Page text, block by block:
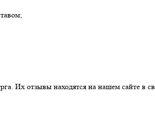
Их отзывы находятся на нашем сайте в